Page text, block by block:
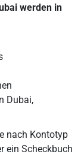
werden in
Dubai,
nach Kontotyp
ein Scheckbuch